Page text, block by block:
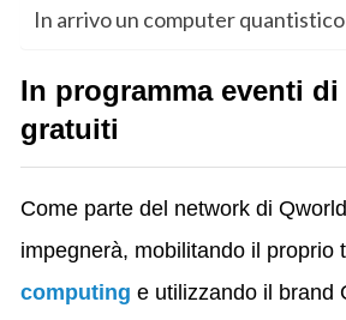
In arrivo un computer quantistico
In programma eventi
gratuiti
Come parte del network di
impegnerà, mobilitando il proprio
computing e utilizzando il brand